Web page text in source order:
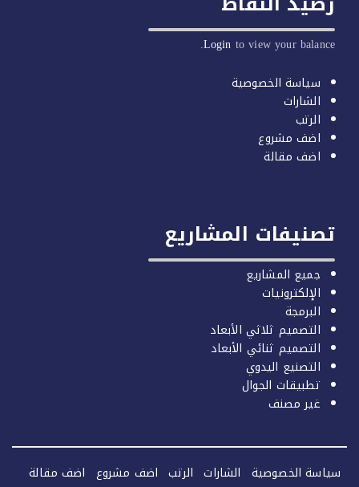
Loginto view your
سياسة الخصوصية
الشارات
الرتب
اضف مشروع
اضف مقالة
المشاريع
جميع المشاريع
الإلكترونيات
البرمجة
التصميم ثلاثي الأبعاد
التصميم ثنائي الأبعاد
التصنيع اليدوي
تطبيقات الجوال
غير مصنف
الخصوصية الشارات الرتب اضف مشروع اضف مقالة